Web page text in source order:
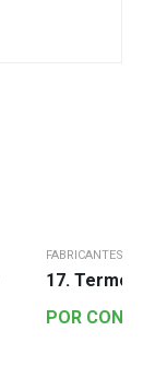
FABRICANTES
17.
POR